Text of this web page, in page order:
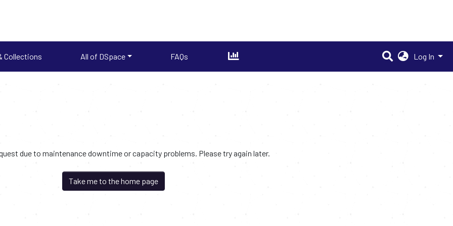
Collections All of DSpace FAQs Log In
due to maintenance downtime or capacity problems. Please try again later.
Take me to the home page